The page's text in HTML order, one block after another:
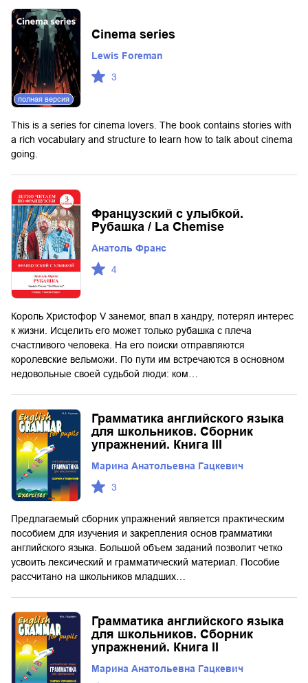
полная версия
Cinema series
Lewis Foreman
3
This is a series for cinema lovers. The book contains stories with
a rich vocabulary and structure to learn how to talk about cinema
going.
Французский с улыбкой.
Рубашка / La Chemise
Анатоль Франс
4
Король Христофор V занемог, впал в хандру, потерял интерес
к жизни. Исцелить его может только рубашка с плеча
счастливого человека. На его поиски отправляются
королевские вельможи. По пути им встречаются в основном
недовольные своей судьбой люди: ком…
Грамматика английского языка
для школьников. Сборник
упражнений. Книга III
Марина Анатольевна Гацкевич
3
Предлагаемый сборник упражнений является практическим
пособием для изучения и закрепления основ грамматики
английского языка. Большой объем заданий позволит четко
усвоить лексический и грамматический материал. Пособие
рассчитано на школьников младших…
Грамматика английского языка
для школьников. Сборник
упражнений. Книга II
Марина Анатольевна Гацкевич